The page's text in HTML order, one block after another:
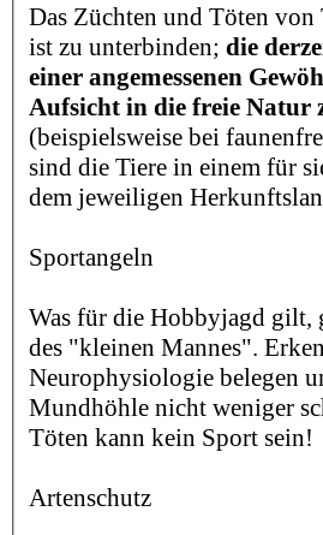
Das Züchten und Töten
ist zu unterbinden; die
einer angemessenen
Aufsicht in die freie Natur
(beispielsweise bei
sind die Tiere in einem für
dem jeweiligen
Sportangeln
Was für die Hobbyjagd gilt,
des "kleinen Mannes".
Neurophysiologie belegen
Mundhöhle nicht weniger
Töten kann kein Sport sein!
Artenschutz